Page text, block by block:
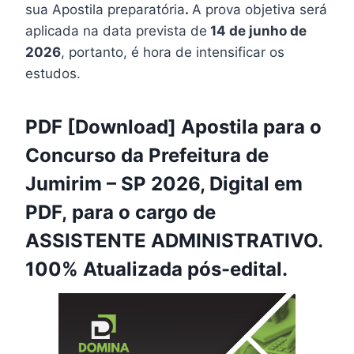
sua Apostila preparatória. A prova objetiva será
aplicada na data prevista de 14 de junho de
2026, portanto, é hora de intensificar os
estudos.
PDF [Download] Apostila para o
Concurso da Prefeitura de
Jumirim – SP 2026, Digital em
PDF, para o cargo de
ASSISTENTE ADMINISTRATIVO.
100% Atualizada pós-edital.